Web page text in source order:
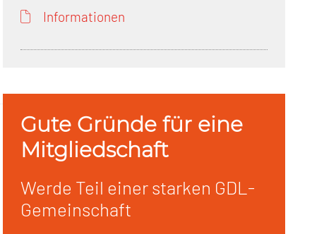
Informationen
Gute Gründe für eine
Mitgliedschaft
Werde Teil einer starken GDL-
Gemeinschaft